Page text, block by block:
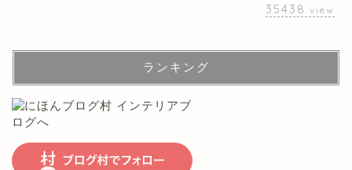
35438 view
ランキング